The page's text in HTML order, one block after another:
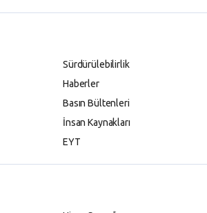
Sürdürülebilirlik
Haberler
Basın Bültenleri
İnsan Kaynakları
EYT